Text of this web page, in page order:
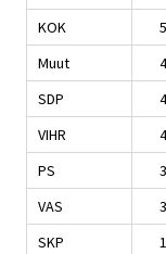
KOK
Muut
SDP
VIHR
PS
VAS
SKP